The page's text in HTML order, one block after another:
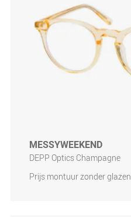
MESSYWEEKEND
DEPP Optics Champagne
Prijs montuur zonder glazen